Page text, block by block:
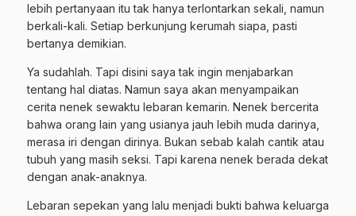
lebih pertanyaan itu tak hanya terlontarkan sekali, namun
berkali-kali. Setiap berkunjung kerumah siapa, pasti
bertanya demikian.
Ya sudahlah. Tapi disini saya tak ingin menjabarkan
tentang hal diatas. Namun saya akan menyampaikan
cerita nenek sewaktu lebaran kemarin. Nenek bercerita
bahwa orang lain yang usianya jauh lebih muda darinya,
merasa iri dengan dirinya. Bukan sebab kalah cantik atau
tubuh yang masih seksi. Tapi karena nenek berada dekat
dengan anak-anaknya.
Lebaran sepekan yang lalu menjadi bukti bahwa keluarga